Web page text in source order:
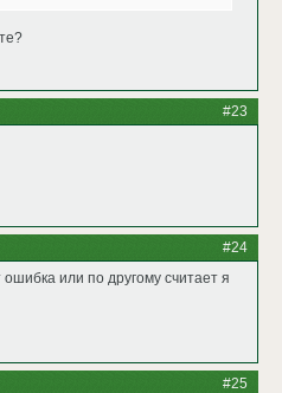
#23
#24
или по другому считает я
#25